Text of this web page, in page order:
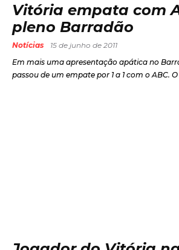
Vitória empata com
pleno Barradão
Notícias
15 de junho de 2011
Em mais uma apresentação apática no
passou de um empate por 1 a 1 com o ABC.